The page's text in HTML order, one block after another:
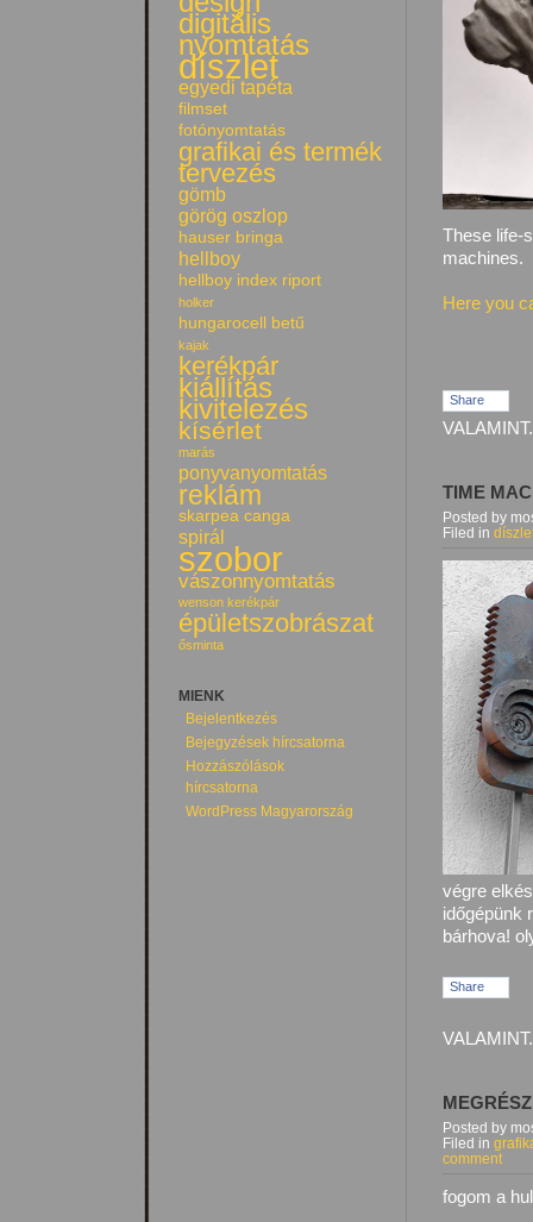
These life-
machines.
Here you
Share
TIME
Posted by
Filed in
végre
időgépünk
bárhova!
Share
Posted by
Filed in
comment
fogom a
digitális
nyomtatás
díszlet
egyedi tapéta
filmset
fotónyomtatás
grafikai és termék
tervezés
gömb
görög oszlop
hauser bringa
hellboy
hellboy index riport
holker
hungarocell betű
kajak
kerékpár
kiállítás
kivitelezés
kísérlet
marás
ponyvanyomtatás
reklám
skarpea canga
spirál
szobor
vászonnyomtatás
wenson kerékpár
épületszobrászat
ősminta
MIENK
Bejelentkezés
Bejegyzések hírcsatorna
Hozzászólások
hírcsatorna
WordPress Magyarország